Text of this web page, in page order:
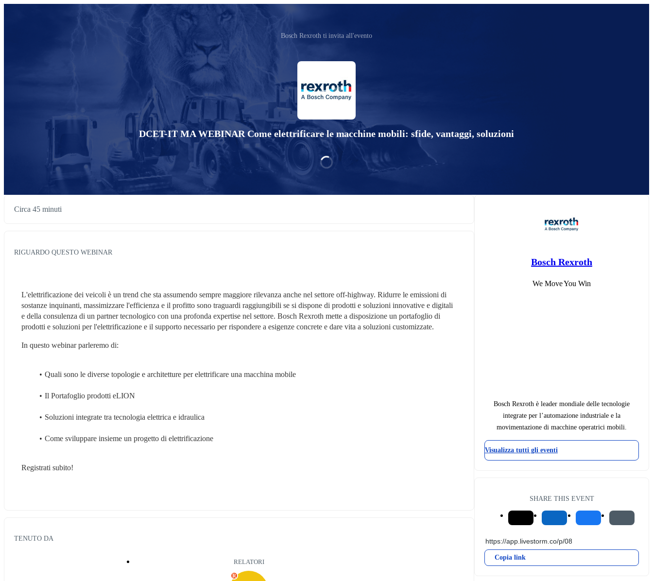
Bosch Rexroth ti invita all'evento
DCET-IT MA WEBINAR Come elettrificare le macchine mobili: sfide, vantaggi, soluzioni
Circa 45 minuti
RIGUARDO QUESTO WEBINAR
L'elettrificazione dei veicoli è un trend che sta assumendo sempre maggiore rilevanza anche nel settore off-highway. Ridurre le emissioni di
sostanze inquinanti, massimizzare l'efficienza e il profitto sono traguardi raggiungibili se si dispone di prodotti e soluzioni innovative e digitali
e della consulenza di un partner tecnologico con una profonda expertise nel settore. Bosch Rexroth mette a disposizione un portafoglio di
prodotti e soluzioni per l'elettrificazione e il supporto necessario per rispondere a esigenze concrete e dare vita a soluzioni customizzate.
In questo webinar parleremo di:
Quali sono le diverse topologie e architetture per elettrificare una macchina mobile
Il Portafoglio prodotti eLION
Soluzioni integrate tra tecnologia elettrica e idraulica
Come sviluppare insieme un progetto di elettrificazione
Registrati subito!
TENUTO DA
RELATORI
R
Bosch Rexroth
We Move You Win
Bosch Rexroth è leader mondiale delle tecnologie
integrate per l’automazione industriale e la
movimentazione di macchine operatrici mobili.
Visualizza tutti gli eventi
SHARE THIS EVENT
Copia link